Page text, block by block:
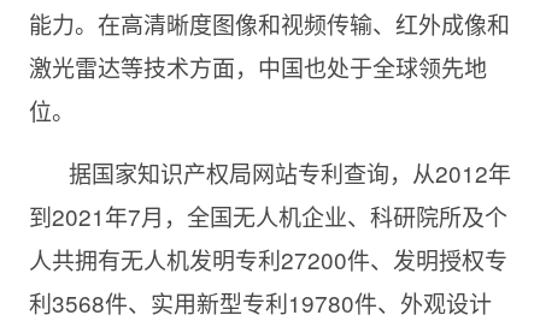
能力。在高清晰度图像和视频传输、红外成像和
激光雷达等技术方面，中国也处于全球领先地
位。
据国家知识产权局网站专利查询，从2012年
到2021年7月，全国无人机企业、科研院所及个
人共拥有无人机发明专利27200件、发明授权专
利3568件、实用新型专利19780件、外观设计